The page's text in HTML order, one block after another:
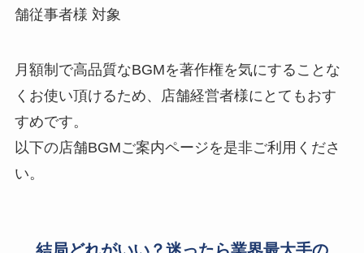
舗従事者様 対象
月額制で高品質なBGMを著作権を気にすることな
くお使い頂けるため、店舗経営者様にとてもおす
すめです。
以下の店舗BGMご案内ページを是非ご利用くださ
い。